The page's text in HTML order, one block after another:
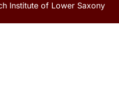
Institute of Lower Saxony